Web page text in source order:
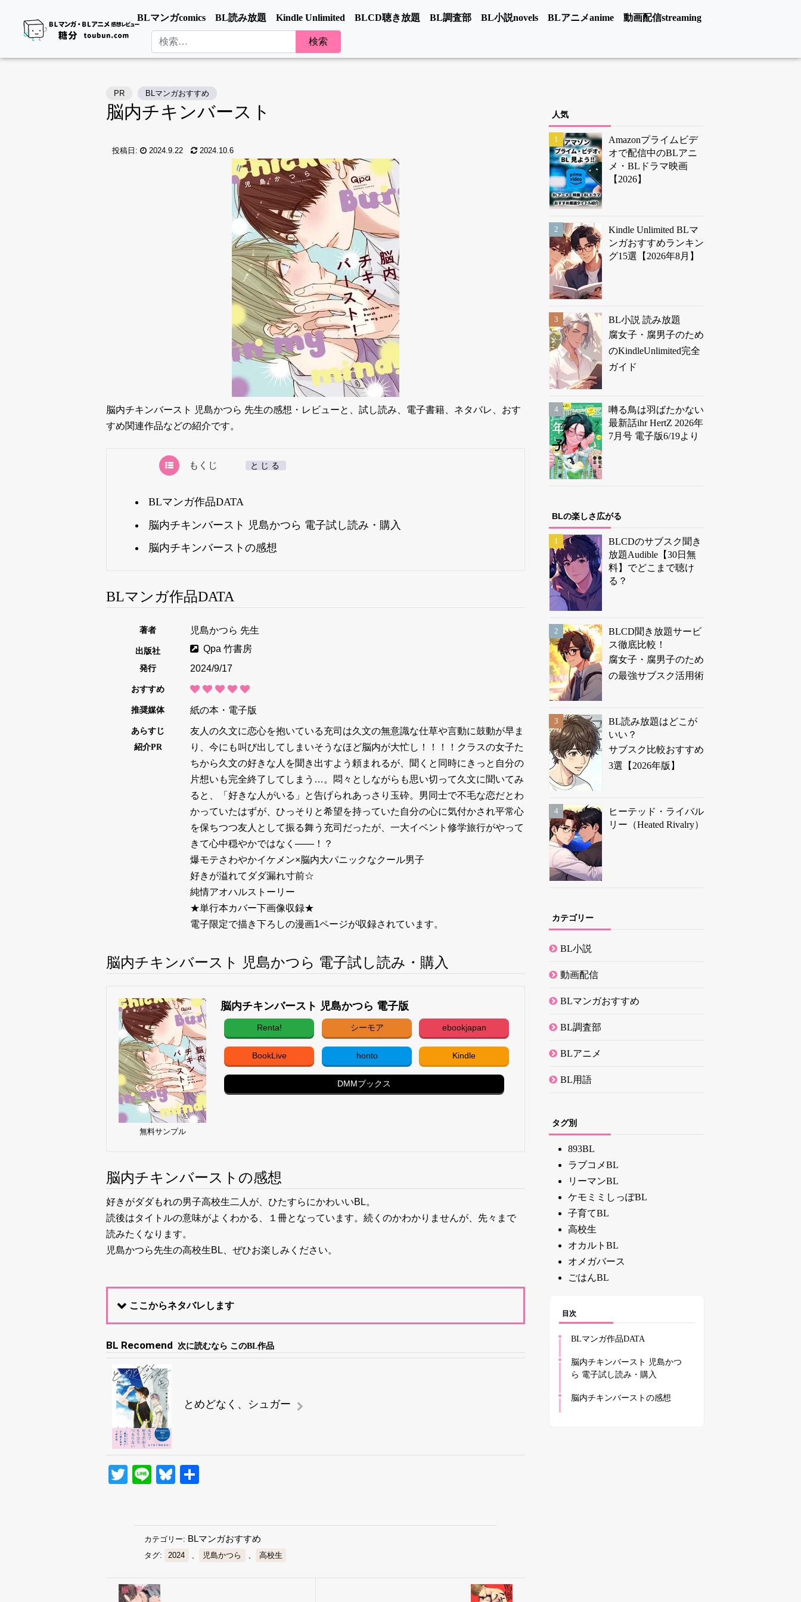
BLマンガcomics BL読み放題 Kindle Unlimited BLCD聴き放題 BL調査部 BL小説novels BLアニメanime
動画配信streaming
PR BLマンガおすすめ
脳内チキンバースト
投稿日: 2024.9.22 2024.10.6
脳内チキンバースト 児島かつら 先生の感想・レビューと、試し読み、電子書籍、ネタバレ、おす
すめ関連作品などの紹介です。
もくじ とじる
BLマンガ作品DATA
脳内チキンバースト 児島かつら 電子試し読み・購入
脳内チキンバーストの感想
BLマンガ作品DATA
著者 児島かつら 先生
出版社 Qpa 竹書房
発行 2024/9/17
おすすめ
推奨媒体 紙の本・電子版
あらすじ
紹介PR
友人の久文に恋心を抱いている充司は久文の無意識な仕草や言動に鼓動が早ま
り、今にも叫び出してしまいそうなほど脳内が大忙し！！！！クラスの女子た
ちから久文の好きな人を聞き出すよう頼まれるが、聞くと同時にきっと自分の
片想いも完全終了してしまう…。悶々としながらも思い切って久文に聞いてみ
ると、「好きな人がいる」と告げられあっさり玉砕。男同士で不毛な恋だとわ
かっていたはずが、ひっそりと希望を持っていた自分の心に気付かされ平常心
を保ちつつ友人として振る舞う充司だったが、一大イベント修学旅行がやって
きて心中穏やかではなく――！？
爆モテさわやかイケメン×脳内大パニックなクール男子
好きが溢れてダダ漏れ寸前☆
純情アオハルストーリー
★単行本カバー下画像収録★
電子限定で描き下ろしの漫画1ページが収録されています。
脳内チキンバースト 児島かつら 電子試し読み・購入
無料サンプル
脳内チキンバースト 児島かつら 電子版
Renta! シーモア ebookjapan
BookLive honto Kindle
DMMブックス
脳内チキンバーストの感想
好きがダダもれの男子高校生二人が、ひたすらにかわいいBL。
読後はタイトルの意味がよくわかる、１冊となっています。続くのかわかりませんが、先々まで
読みたくなります。
児島かつら先生の高校生BL、ぜひお楽しみください。
ここからネタバレします
BL Recomend 次に読むなら このBL作品
とめどなく、シュガー
TwitterLineBluesky
カテゴリー: BLマンガおすすめ
タグ: 2024 、 児島かつら 、 高校生
人気
Amazonプライムビデ
オで配信中のBLアニ
メ・BLドラマ映画
【2026】
Kindle Unlimited BLマ
ンガおすすめランキン
グ15選【2026年8月】
BL小説 読み放題
腐女子・腐男子のため
のKindleUnlimited完全
ガイド
囀る鳥は羽ばたかない
最新話ihr HertZ 2026年
7月号 電子版6/19より
BLの楽しさ広がる
BLCDのサブスク聞き
放題Audible【30日無
料】でどこまで聴け
る？
BLCD聞き放題サービ
ス徹底比較！
腐女子・腐男子のため
の最強サブスク活用術
BL読み放題はどこが
いい？
サブスク比較おすすめ
3選【2026年版】
ヒーテッド・ライバル
リー（Heated Rivalry）
カテゴリー
BL小説
動画配信
BLマンガおすすめ
BL調査部
BLアニメ
BL用語
タグ別
893BL
ラブコメBL
リーマンBL
ケモミミしっぽBL
子育てBL
高校生
オカルトBL
オメガバース
ごはんBL
目次
BLマンガ作品DATA
脳内チキンバースト 児島かつ
ら 電子試し読み・購入
脳内チキンバーストの感想